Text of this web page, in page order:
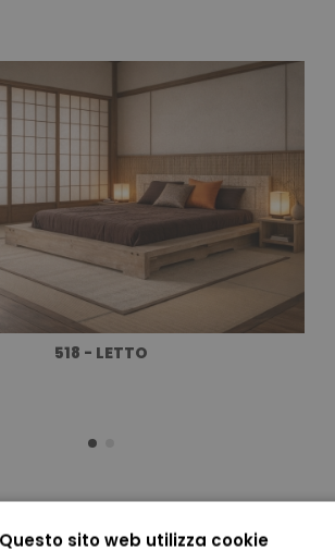
518 - LETTO
Questo sito web utilizza cookie